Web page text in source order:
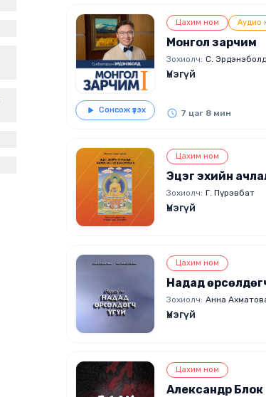
Сонсож үзэх
Цахим ном Аудио
Монгол зарчим
Зохиолч: С. Эрдэнэболд
Үнэгүй
7 цаг 8 мин
Цахим ном
Эцэг эхийн
Зохиолч: Г. Пүрэвбат
Үнэгүй
Цахим ном
Надад
Зохиолч: Анна
Үнэгүй
Цахим ном
Александр Блок